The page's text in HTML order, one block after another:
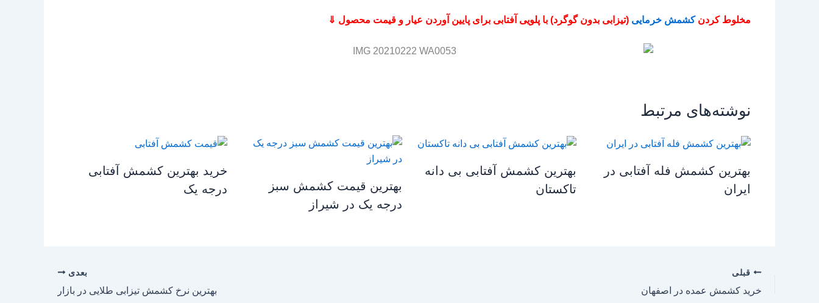
مخلوط کردنکشمش خرمایی (تیزابی بدون گوگرد) با پلویی آفتابی برای پایین آوردن عیار و قیمت محصول ⇓
نوشته‌های مرتبط
بهترین کشمش فله آفتابی در
ایران
بهترین کشمش آفتابی بی دانه
تاکستان
بهترین قیمت کشمش سبز
درجه یک در شیراز
خرید بهترین کشمش آفتابی
درجه یک
قبلی
خرید کشمش عمده در اصفهان
بعدی
بهترین نرخ کشمش تیزابی طلایی در بازار